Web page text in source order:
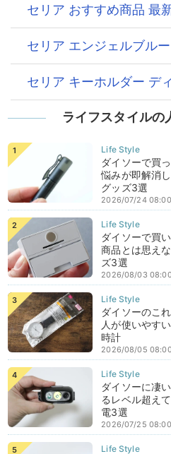
ライフスタイルの
ダイソーで買
悩みが即解消
グッズ3選
2026/07/24 08:00
ダイソーで買
商品とは思え
ズ3選
2026/08/03 08:00
ダイソーのこ
人が使いやす
時計
2026/08/05 08:00
ダイソーに凄
るレベル超え
電3選
2026/07/25 08:00